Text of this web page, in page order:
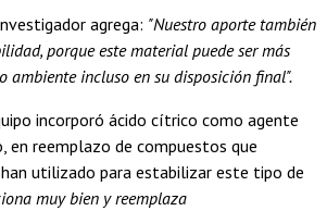
agrega: "Nuestro aporte también
porque este material puede ser más
ambiente incluso en su disposición final".
incorporó ácido cítrico como agente
en reemplazo de compuestos que
utilizado para estabilizar este tipo de
muy bien y reemplaza